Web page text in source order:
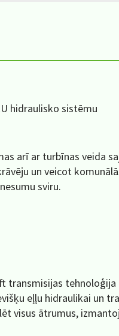
hidraulisko sistēmu
arī ar turbīnas veida
un veicot
sviru.
transmisijas
eļļu hidraulikai un
visus ātrumus,